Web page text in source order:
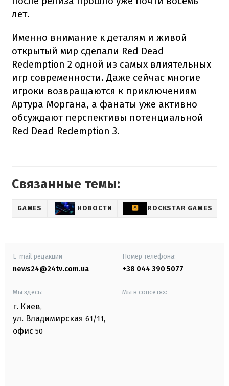
лет.
Именно внимание к деталям и живой
открытый мир сделали Red Dead
Redemption 2 одной из самых влиятельных
игр современности. Даже сейчас многие
игроки возвращаются к приключениям
Артура Моргана, а фанаты уже активно
обсуждают перспективы потенциальной
Red Dead Redemption 3.
Связанные темы:
GAMES НОВОСТИ ROCKSTAR GAMES
E-mail редакции
news24@24tv.com.ua
Номер телефона:
+38 044 390 5077
Мы здесь:
г. Киев,
ул. Владимирская 61/11,
офис 50
Мы в соцсетях: